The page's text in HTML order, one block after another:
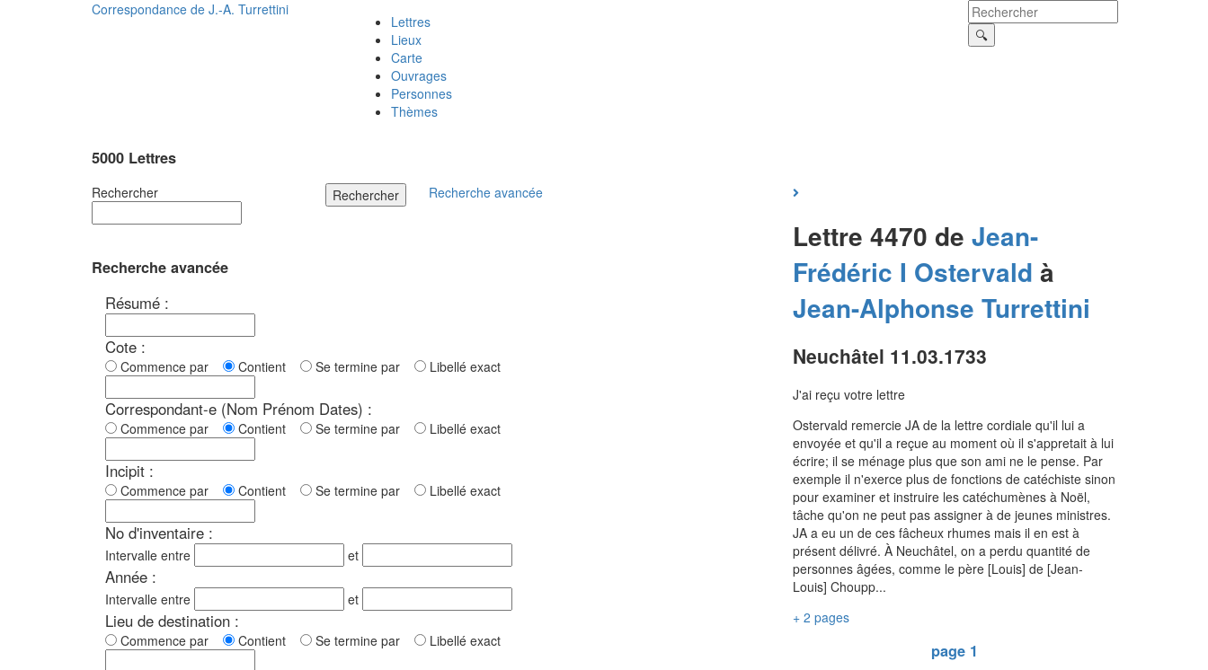
Correspondance de J.-A. Turrettini
Lettres
Lieux
Carte
Ouvrages
Personnes
Thèmes
5000 Lettres
Rechercher Rechercher Recherche avancée
Recherche avancée
Résumé :
Cote :
Commence par Contient Se termine par Libellé exact
Correspondant-e (Nom Prénom Dates) :
Commence par Contient Se termine par Libellé exact
Incipit :
Commence par Contient Se termine par Libellé exact
No d'inventaire :
Intervalle entre et
Année :
Intervalle entre et
Lieu de destination :
Commence par Contient Se termine par Libellé exact
Lettre 4470 de Jean-
Frédéric I Ostervald à
Jean-Alphonse Turrettini
Neuchâtel 11.03.1733
J'ai reçu votre lettre
Ostervald remercie JA de la lettre cordiale qu'il lui a
envoyée et qu'il a reçue au moment où il s'appretait à lui
écrire; il se ménage plus que son ami ne le pense. Par
exemple il n'exerce plus de fonctions de catéchiste sinon
pour examiner et instruire les catéchumènes à Noël,
tâche qu'on ne peut pas assigner à de jeunes ministres.
JA a eu un de ces fâcheux rhumes mais il en est à
présent délivré. À Neuchâtel, on a perdu quantité de
personnes âgées, comme le père [Louis] de [Jean-
Louis] Choupp...
+ 2 pages
page 1